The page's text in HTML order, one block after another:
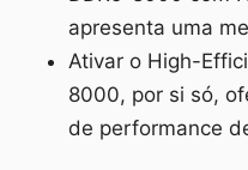
apresenta uma
Ativar o High-
8000, por si só,
de performance